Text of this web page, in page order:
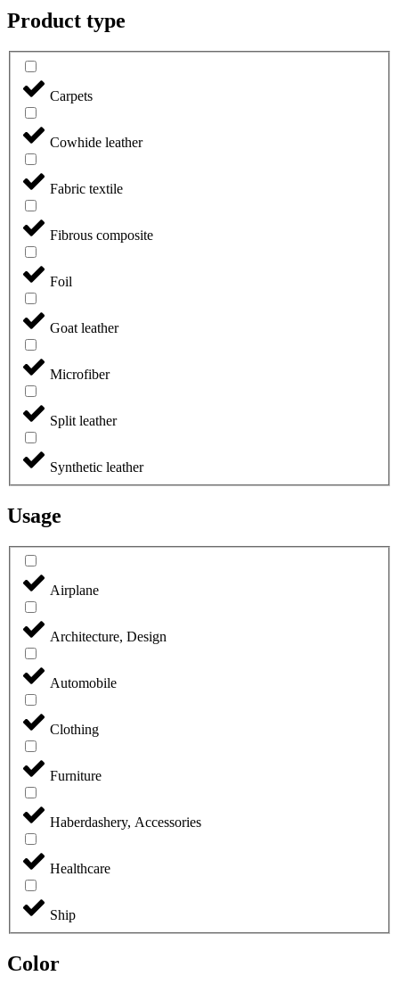
Product type
Carpets
Cowhide leather
Fabric textile
Fibrous composite
Foil
Goat leather
Microfiber
Split leather
Synthetic leather
Usage
Airplane
Architecture, Design
Automobile
Clothing
Furniture
Haberdashery, Accessories
Healthcare
Ship
Color